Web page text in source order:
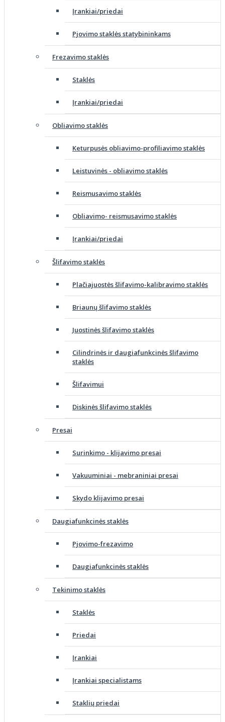
Įrankiai/priedai
Pjovimo staklės statybininkams
Frezavimo staklės
Staklės
Įrankiai/priedai
Obliavimo staklės
Keturpusės obliavimo-profiliavimo staklės
Leistuvinės - obliavimo staklės
Reismusavimo staklės
Obliavimo- reismusavimo staklės
Įrankiai/priedai
Šlifavimo staklės
Plačiajuostės šlifavimo-kalibravimo staklės
Briaunų šlifavimo staklės
Juostinės šlifavimo staklės
Cilindrinės ir daugiafunkcinės šlifavimo
staklės
Šlifavimui
Diskinės šlifavimo staklės
Presai
Surinkimo - klijavimo presai
Vakuuminiai - mebraniniai presai
Skydo klijavimo presai
Daugiafunkcinės staklės
Pjovimo-frezavimo
Daugiafunkcinės staklės
Tekinimo staklės
Staklės
Priedai
Įrankiai
Įrankiai specialistams
Staklių priedai